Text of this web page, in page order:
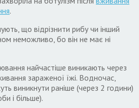
.
що відрізнити рибу чи інший
неможливо, бо він не має ні
найчастіше виникають через
зараженої їжі. Водночас,
виникнути раніше (через 2 години)
і більше).